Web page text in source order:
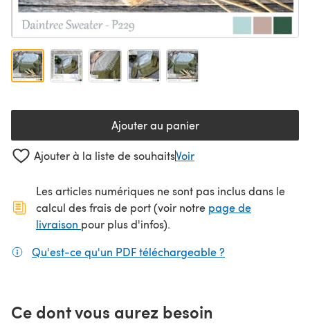
Ajouter au panier
Ajouter à la liste de souhaitsVoir
Les articles numériques ne sont pas inclus dans le
calcul des frais de port (voir notre page de
livraison (s'ouvre dans un nouvel onglet)
pour plus d'infos).
Qu'est-ce qu'un PDF téléchargeable ?
Ce dont vous aurez besoin